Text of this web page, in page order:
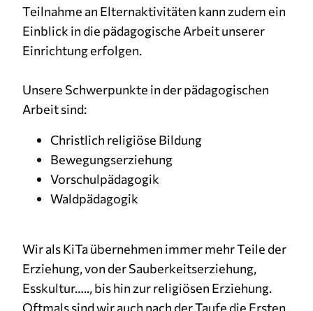
Teilnahme an Elternaktivitäten kann zudem ein
Einblick in die pädagogische Arbeit unserer
Einrichtung erfolgen.
Unsere Schwerpunkte in der pädagogischen
Arbeit sind:
Christlich religiöse Bildung
Bewegungserziehung
Vorschulpädagogik
Waldpädagogik
Wir als KiTa übernehmen immer mehr Teile der
Erziehung, von der Sauberkeitserziehung,
Esskultur….., bis hin zur religiösen Erziehung.
Oftmals sind wir auch nach der Taufe die Ersten,